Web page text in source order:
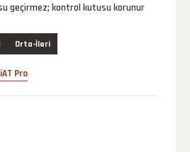
geçirmez; kontrol kutusu korunur
Orta-İleri
AT Pro